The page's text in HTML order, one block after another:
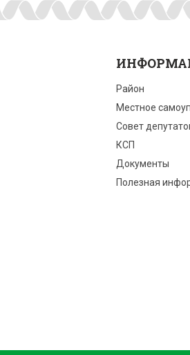
Район
Местное
Совет
КСП
Документы
Полезная